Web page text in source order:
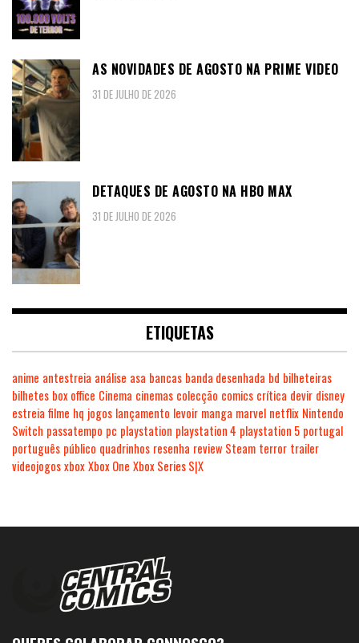
AS NOVIDADES DE AGOSTO NA PRIME VIDEO
31 DE JULHO DE 2026
DETAQUES DE AGOSTO NA HBO MAX
31 DE JULHO DE 2026
ETIQUETAS
anime antestreia análise asa bancas banda desenhada bd bilheteiras
bilhetes box office Cinema cinemas colecção comics crítica devir disney
estreia filme hq jogos lançamento levoir manga marvel netflix Nintendo
Switch passatempo pc playstation playstation 4 playstation 5 portugal
português público quadrinhos resenha review Steam terror trailer
videojogosxboxXbox One Xbox Series S|X